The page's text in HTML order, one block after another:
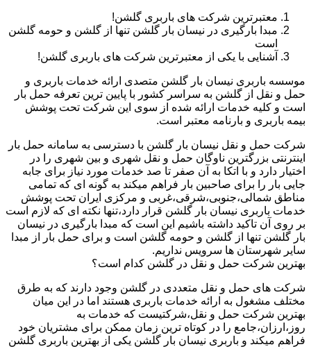
معتبرترین شرکت های باربری گلشن!
مبدا بارگیری در نیسان بار گلشن تنها از گلشن و حومه گلشن
است
آشنایی با یکی از معتبرترین شرکت های باربری گلشن!
موسسه باربری نیسان بار گلشن متصدی ارائه خدمات باربری و
حمل و نقل از گلشن به سراسر کشور با پایین ترین تعرفه حمل بار
است و کلیه خدمات ارائه شده از سوی این شرکت تحت پوشش
بیمه باربری و بارنامه معتبر است.
شرکت حمل و نقل نیسان بار گلشن با دسترسی به سامانه حمل بار
اینترنتی بزرگترین ناوگان حمل و نقل شهری و بین شهری را در
اختیار دارد و با اتکا به آن صفر تا صد خدمات مورد نیاز برای جابه
جایی بار را برای صاحبین بار فراهم میکند به گونه ای که تمامی
مناطق شمالی،جنوبی،شرقی،غربی و مرکزی ایران تحت پوشش
خدمات باربری نیسان بار گلشن قرار دارد،تنها نکته ای که لازم است
بر روی آن تاکید داشته باشیم این است که مبدا بارگیری در نیسان
بار گلشن تنها از گلشن و حومه گلشن است و برای حمل بار از مبدا
سایر شهرستان ها سرویس نداریم.
بهترین شرکت حمل و نقل در گلشن کدام است؟
شرکت های حمل و نقل متعددی در گلشن وجود دارند که به طرق
مختلف مشغول به ارائه خدمات باربری هستند اما در این میان
بهترین شرکت حمل و نقل،شرکتیست که خدمات به
روز،ارزان،جامع را در کوتاه ترین زمان ممکن برای مشتریان خود
فراهم میکند و باربری نیسان بار گلشن یکی از بهترین باربری گلشن